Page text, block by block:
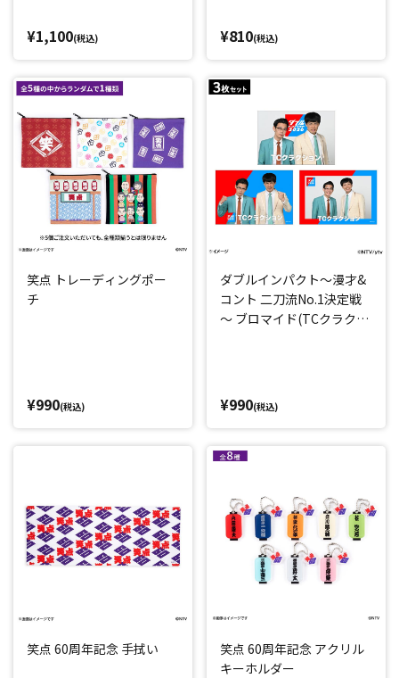
¥1,100(税込) ¥810(税込)
笑点 トレーディングポー
チ
¥990(税込)
ダブルインパクト～漫才&
コント 二刀流No.1決定戦
～ ブロマイド(TCクラクシ
¥990(税込)
笑点 60周年記念 手拭い
笑点 60周年記念 アクリル
キーホルダー